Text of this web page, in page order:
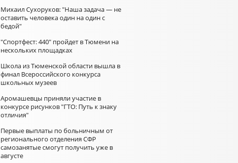
Михаил Сухоруков: "Наша задача — не
оставить человека один на один с
бедой"
"Спортфест: 440" пройдет в Тюмени на
нескольких площадках
Школа из Тюменской области вышла в
финал Всероссийского конкурса
школьных музеев
Аромашевцы приняли участие в
конкурсе рисунков "ГТО: Путь к знаку
отличия"
Первые выплаты по больничным от
регионального отделения СФР
самозанятые смогут получить уже в
августе